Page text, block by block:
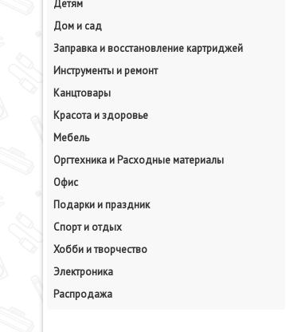
Детям
Дом и сад
Заправка и восстановление картриджей
Инструменты и ремонт
Канцтовары
Красота и здоровье
Мебель
Оргтехника и Расходные материалы
Офис
Подарки и праздник
Спорт и отдых
Хобби и творчество
Электроника
Распродажа